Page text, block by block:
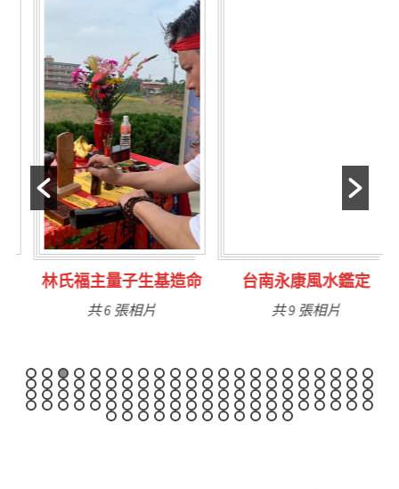
林氏福主量子生基造命
共 6 張相片
台南永康風水鑑定
共 9 張相片